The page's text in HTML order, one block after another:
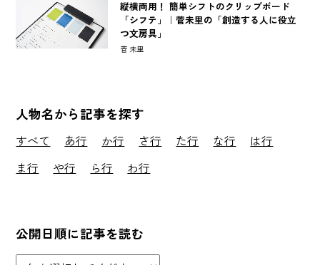
縦横両用！ 簡単シフトのクリップボード
「シフテ」｜菅未里の「創造する人に役立
つ文房具」
菅 未里
人物名から記事を探す
すべて あ行 か行 さ行 た行 な行
は行
ま行
や行 ら行 わ行
公開日順に記事を読む